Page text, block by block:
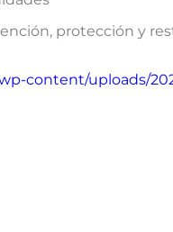
protección y
content/uploads/